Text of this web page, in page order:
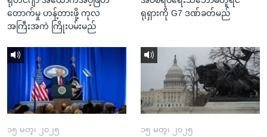
တောက်မှု ဟန့်တားဖို့ ကုလ
အကြီးအကဲ ကြိုးပမ်းမည်
ရုရှားကို G7 ဒဏ်ခတ်မည်
၁၅ မတ္၊ ၂၀၂၅ ၁၅ မတ္၊ ၂၀၂၅